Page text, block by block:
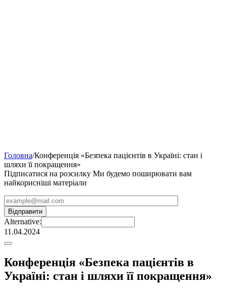
Головна/Конференція «Безпека пацієнтів в Україні: стан і
шляхи її покращення»
Підписатися на розсилку Ми будемо поширювати вам
найкорисніші матеріали
Alternative:
11.04.2024
Конференція «Безпека пацієнтів в
Україні: стан і шляхи її покращення»